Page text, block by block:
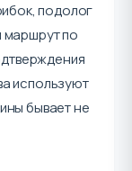
подолог
маршрут по
используют
бывает не